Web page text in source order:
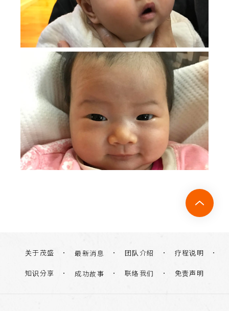
关于茂盛 最新消息 团队介绍 疗程说明
知识分享 成功故事 联络我们 免责声明